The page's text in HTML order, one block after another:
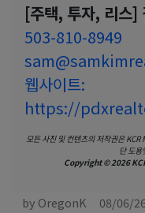
[주택, 투자, 리스]
503-810-8949
웹사이트:
https://
모든 사진 및 컨텐츠의 저작권은
단 도
Copyright © 2026
by OregonK 08/06/